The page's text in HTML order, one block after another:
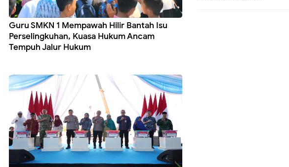
Guru SMKN 1 Mempawah Hilir Bantah Isu
Perselingkuhan, Kuasa Hukum Ancam
Tempuh Jalur Hukum